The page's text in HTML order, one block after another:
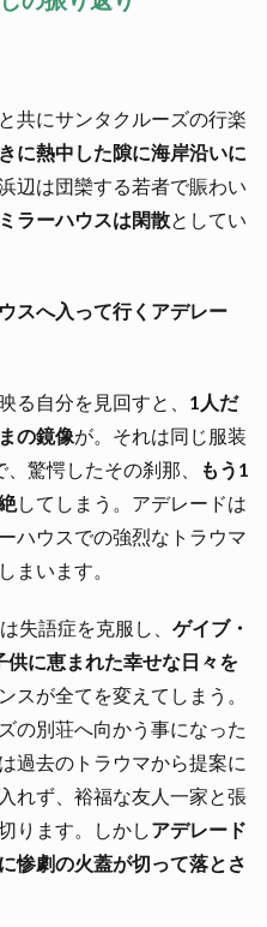
共にサンタクルーズの行楽
に熱中した隙に海岸沿いに
辺は団欒する若者で賑わい
ラーハウスは閑散としてい
スへ入って行くアデレー
る自分を見回すと、 1人だ
の鏡像が。それは同じ服装
驚愕したその刹那、
もう1
してしまう。アデレードは
ハウスでの強烈なトラウマ
まいます。
失語症を克服し、 ゲイブ・
供に恵まれた幸せな日々を
スが全てを変えてしまう。
の別荘へ向かう事になった
過去のトラウマから提案に
れず、裕福な友人一家と張
ります。しかしアデレード
惨劇の火蓋が切って落とさ